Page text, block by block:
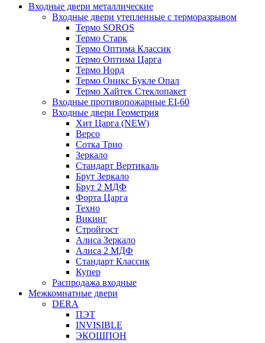
Входные двери металлические
Входные двери утепленные с терморазрывом
Термо SOROS
Термо Старк
Термо Оптима Классик
Термо Оптима Царга
Термо Норд
Термо Оникс Букле Опал
Термо Хайтек Стеклопакет
Входные противопожарные EI-60
Входные двери Геометрия
Хит Царга (NEW)
Версо
Сотка Трио
Зеркало
Стандарт Вертикаль
Брут Зеркало
Брут 2 МДФ
Форта Царга
Техно
Викинг
Стройгост
Алиса Зеркало
Алиса 2 МДФ
Стандарт Классик
Купер
Распродажа входные
Межкомнатные двери
DERA
ПЭТ
INVISIBLE
ЭКОШПОН